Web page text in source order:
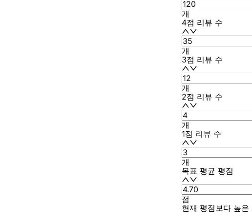
개
4점 리뷰 수
개
3점 리뷰 수
개
2점 리뷰 수
개
1점 리뷰 수
개
목표 평균 평점
점
현재 평점보다 높